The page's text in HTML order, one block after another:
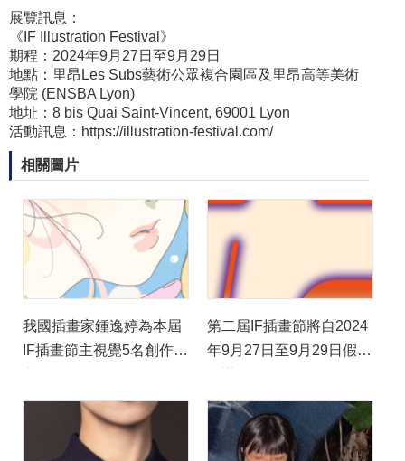
展覽訊息：
《IF Illustration Festival》
期程：2024年9月27日至9月29日
地點：里昂Les Subs藝術公眾複合園區及里昂高等美術
學院 (ENSBA Lyon)
地址：8 bis Quai Saint-Vincent, 69001 Lyon
活動訊息： https://illustration-festival.com/
相關圖片
我國插畫家鍾逸婷為本屆
IF插畫節主視覺5名創作者
第二屆IF插畫節將自2024
年9月27日至9月29日假里